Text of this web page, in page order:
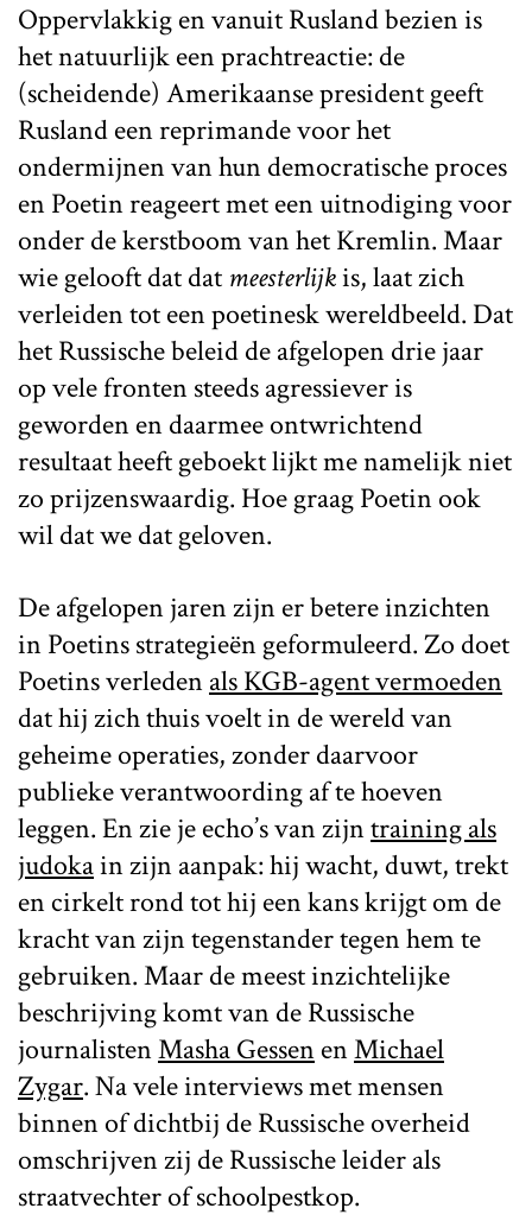
Oppervlakkig en vanuit Rusland bezien is
het natuurlijk een prachtreactie: de
(scheidende) Amerikaanse president geeft
Rusland een reprimande voor het
ondermijnen van hun democratische proces
en Poetin reageert met een uitnodiging voor
onder de kerstboom van het Kremlin. Maar
wie gelooft dat dat meesterlijkis, laat zich
verleiden tot een poetinesk wereldbeeld. Dat
het Russische beleid de afgelopen drie jaar
op vele fronten steeds agressiever is
geworden en daarmee ontwrichtend
resultaat heeft geboekt lijkt me namelijk niet
zo prijzenswaardig. Hoe graag Poetin ook
wil dat we dat geloven.
De afgelopen jaren zijn er betere inzichten
in Poetins strategieën geformuleerd. Zo doet
Poetins verledenals KGB-agent vermoeden
dat hij zich thuis voelt in de wereld van
geheime operaties, zonder daarvoor
publieke verantwoording af te hoeven
leggen. En zie je echo’s van zijntraining als
judokain zijn aanpak: hij wacht, duwt, trekt
en cirkelt rond tot hij een kans krijgt om de
kracht van zijn tegenstander tegen hem te
gebruiken. Maar de meest inzichtelijke
beschrijving komt van de Russische
journalistenMasha GessenenMichael
Zygar. Na vele interviews met mensen
binnen of dichtbij de Russische overheid
omschrijven zij de Russische leider als
straatvechter of schoolpestkop.